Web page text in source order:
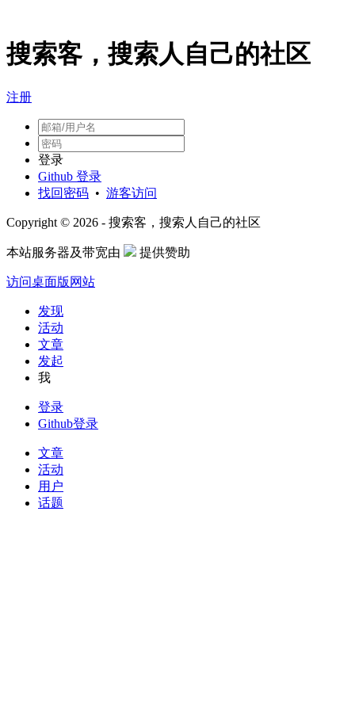
搜索客，搜索人自己的社区
注册
登录
Github 登录
找回密码 • 游客访问
Copyright © 2026 - 搜索客，搜索人自己的社区
本站服务器及带宽由 提供赞助
访问桌面版网站
发现
活动
文章
发起
我
登录
Github登录
文章
活动
用户
话题